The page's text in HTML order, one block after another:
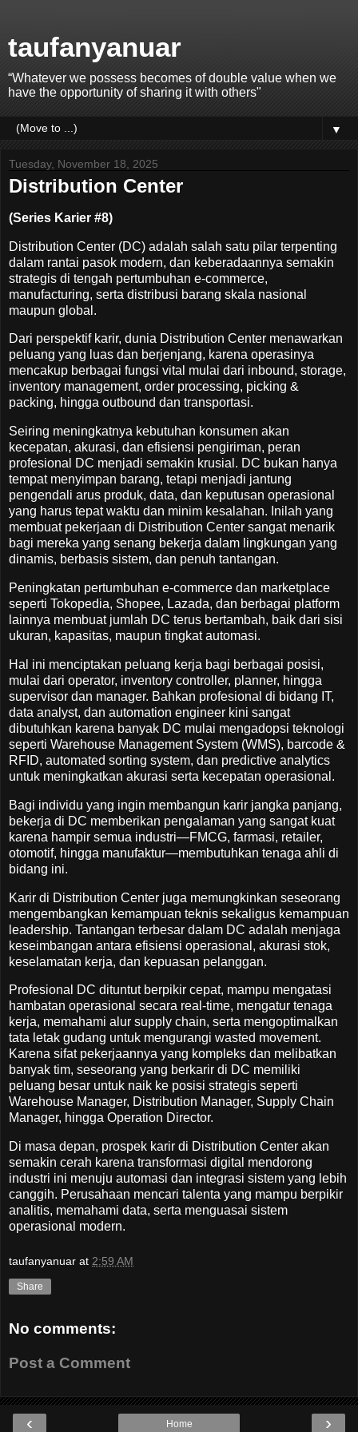
taufanyanuar
“Whatever we possess becomes of double value when we
have the opportunity of sharing it with others"
▼
Tuesday, November 18, 2025
Distribution Center
(Series Karier #8)
Distribution Center (DC) adalah salah satu pilar terpenting
dalam rantai pasok modern, dan keberadaannya semakin
strategis di tengah pertumbuhan e-commerce,
manufacturing, serta distribusi barang skala nasional
maupun global.
Dari perspektif karir, dunia Distribution Center menawarkan
peluang yang luas dan berjenjang, karena operasinya
mencakup berbagai fungsi vital mulai dari inbound, storage,
inventory management, order processing, picking &
packing, hingga outbound dan transportasi.
Seiring meningkatnya kebutuhan konsumen akan
kecepatan, akurasi, dan efisiensi pengiriman, peran
profesional DC menjadi semakin krusial. DC bukan hanya
tempat menyimpan barang, tetapi menjadi jantung
pengendali arus produk, data, dan keputusan operasional
yang harus tepat waktu dan minim kesalahan. Inilah yang
membuat pekerjaan di Distribution Center sangat menarik
bagi mereka yang senang bekerja dalam lingkungan yang
dinamis, berbasis sistem, dan penuh tantangan.
Peningkatan pertumbuhan e-commerce dan marketplace
seperti Tokopedia, Shopee, Lazada, dan berbagai platform
lainnya membuat jumlah DC terus bertambah, baik dari sisi
ukuran, kapasitas, maupun tingkat automasi.
Hal ini menciptakan peluang kerja bagi berbagai posisi,
mulai dari operator, inventory controller, planner, hingga
supervisor dan manager. Bahkan profesional di bidang IT,
data analyst, dan automation engineer kini sangat
dibutuhkan karena banyak DC mulai mengadopsi teknologi
seperti Warehouse Management System (WMS), barcode &
RFID, automated sorting system, dan predictive analytics
untuk meningkatkan akurasi serta kecepatan operasional.
Bagi individu yang ingin membangun karir jangka panjang,
bekerja di DC memberikan pengalaman yang sangat kuat
karena hampir semua industri—FMCG, farmasi, retailer,
otomotif, hingga manufaktur—membutuhkan tenaga ahli di
bidang ini.
Karir di Distribution Center juga memungkinkan seseorang
mengembangkan kemampuan teknis sekaligus kemampuan
leadership. Tantangan terbesar dalam DC adalah menjaga
keseimbangan antara efisiensi operasional, akurasi stok,
keselamatan kerja, dan kepuasan pelanggan.
Profesional DC dituntut berpikir cepat, mampu mengatasi
hambatan operasional secara real-time, mengatur tenaga
kerja, memahami alur supply chain, serta mengoptimalkan
tata letak gudang untuk mengurangi wasted movement.
Karena sifat pekerjaannya yang kompleks dan melibatkan
banyak tim, seseorang yang berkarir di DC memiliki
peluang besar untuk naik ke posisi strategis seperti
Warehouse Manager, Distribution Manager, Supply Chain
Manager, hingga Operation Director.
Di masa depan, prospek karir di Distribution Center akan
semakin cerah karena transformasi digital mendorong
industri ini menuju automasi dan integrasi sistem yang lebih
canggih. Perusahaan mencari talenta yang mampu berpikir
analitis, memahami data, serta menguasai sistem
operasional modern.
taufanyanuar at 2:59 AM
Share
No comments:
Post a Comment
‹ ›
Home